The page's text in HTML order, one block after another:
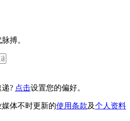
搏。
? 点击设置您的偏好。
体不时更新的使用条款及个人资料